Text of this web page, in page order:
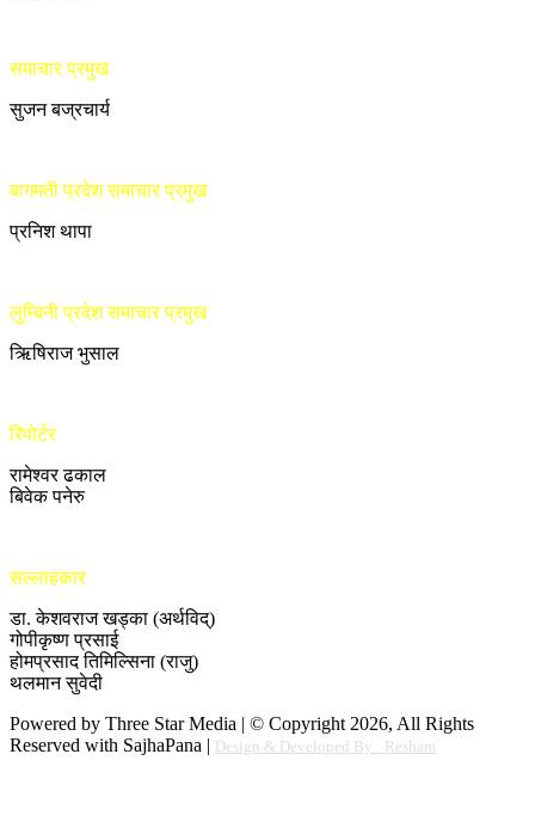
समाचार प्रमुख
सुजन बज्रचार्य
बागमती प्रदेश समाचार प्रमुख
प्रनिश थापा
लुम्बिनी प्रदेश समाचार प्रमुख
ऋिषिराज भुसाल
रिपोर्टर
रामेश्वर ढकाल
बिवेक पनेरु
सल्लाहकार
डा. केशवराज खड्का (अर्थविद्)
गोपीकृष्ण प्रसाई
होमप्रसाद तिमिल्सिना (राजु)
थलमान सुवेदी
Powered by Three Star Media | © Copyright 2026, All Rights
Reserved with SajhaPana | Design & Developed By : Resham